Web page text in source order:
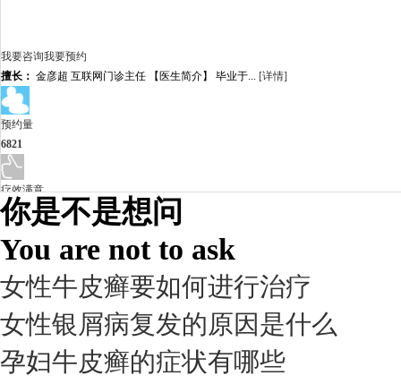
我要咨询我要预约
擅长： 金彦超 互联网门诊主任 【医生简介】 毕业于... [详情]
预约量
6821
疗效满意
98%
你是不是想问
You are not to ask
女性牛皮癣要如何进行治疗
女性银屑病复发的原因是什么
孕妇牛皮癣的症状有哪些